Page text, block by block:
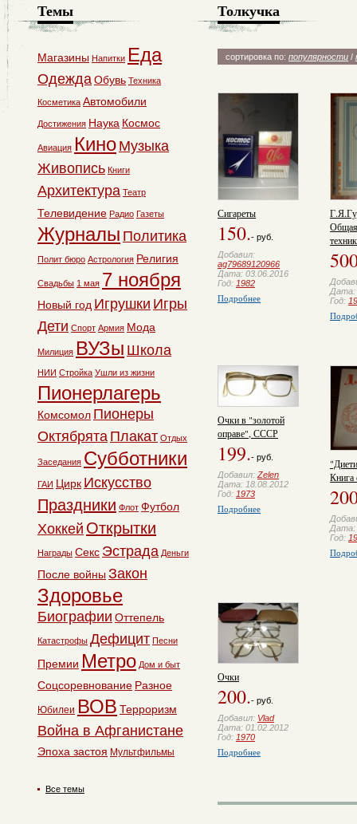
Толкучка
сортировка по: популярности /
Сигареты
150.- руб.
Добавил:
ag79689120966
Дата: 03.06.2016
Год: 1982
Подробнее
Общая
Дата:
Год:
Очки в "золотой
оправе", СССР
199.- руб.
Добавил: Zelen
Дата: 18.08.2012
Год: 1973
Подробнее
Книга
Дата:
Год:
Очки
200.- руб.
Добавил: Vlad
Дата: 01.02.2012
Год: 1970
Подробнее
Темы
Магазины Напитки Еда
ОдеждаОбувь Техника
Косметика Автомобили
Достижения Наука Космос
Авиация Кино Музыка
Живопись Книги
Архитектура Театр
Телевидение Радио Газеты
Журналы Политика
Полит бюро Астрология Религия
Свадьбы 1 мая 7 ноября
Новый год Игрушки Игры
Дети Спорт Армия Мода
Милиция ВУЗы Школа
НИИ Стройка Ушли из жизни
Пионерлагерь
Комсомол Пионеры
Октябрята Плакат Отдых
Заседания Субботники
ГАИ Цирк Искусство
Праздники Флот Футбол
Хоккей Открытки
Награды Секс Эстрада Деньги
После войны Закон
Здоровье
Биографии Оттепель
Катастрофы Дефицит Песни
Премии Метро Дом и быт
Соцсоревнование Разное
Юбилеи ВОВ Терроризм
Война в Афганистане
Эпоха застоя Мультфильмы
Все темы